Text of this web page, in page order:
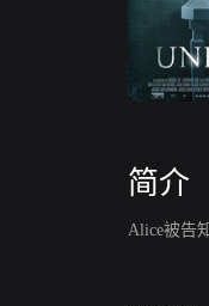
简介
Alice被告